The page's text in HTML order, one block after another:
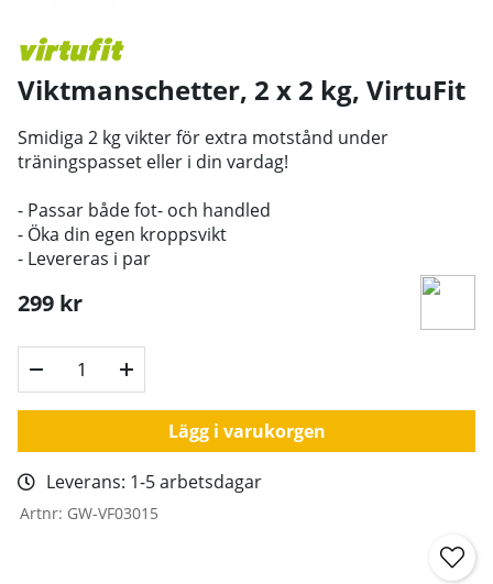
Viktmanschetter, 2 x 2 kg, VirtuFit
Smidiga 2 kg vikter för extra motstånd under
träningspasset eller i din vardag!
- Passar både fot- och handled
- Öka din egen kroppsvikt
- Levereras i par
299 kr
Lägg i varukorgen
Leverans: 1-5 arbetsdagar
Artnr: GW-VF03015